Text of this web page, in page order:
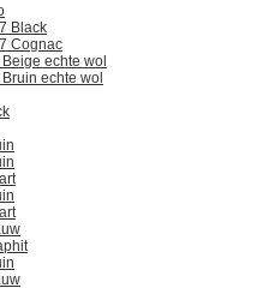
Black
Cognac
echte wol
echte wol